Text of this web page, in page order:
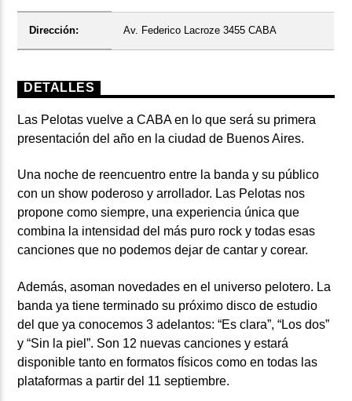
Dirección: Av. Federico Lacroze 3455 CABA
DETALLES
Las Pelotas vuelve a CABA en lo que será su primera
presentación del año en la ciudad de Buenos Aires.
Una noche de reencuentro entre la banda y su público
con un show poderoso y arrollador. Las Pelotas nos
propone como siempre, una experiencia única que
combina la intensidad del más puro rock y todas esas
canciones que no podemos dejar de cantar y corear.
Además, asoman novedades en el universo pelotero. La
banda ya tiene terminado su próximo disco de estudio
del que ya conocemos 3 adelantos: “Es clara”, “Los dos”
y “Sin la piel”. Son 12 nuevas canciones y estará
disponible tanto en formatos físicos como en todas las
plataformas a partir del 11 septiembre.